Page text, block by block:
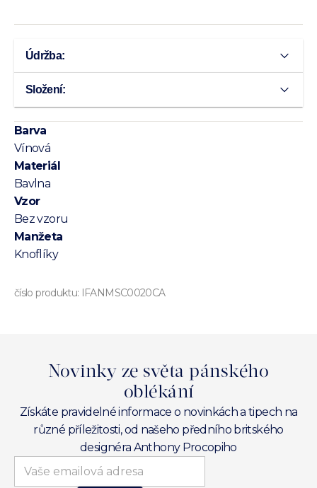
Údržba:
Složení:
Barva
Vínová
Materiál
Bavlna
Vzor
Bez vzoru
Manžeta
Knoflíky
číslo produktu: IFANMSC0020CA
Novinky ze světa pánského
oblékání
Získáte pravidelné informace o novinkách a tipech na
různé příležitosti, od našeho předního britského
designéra Anthony Procopiho